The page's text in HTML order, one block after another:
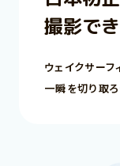
撮影で
ウェイクサー
一瞬を切り取ろ